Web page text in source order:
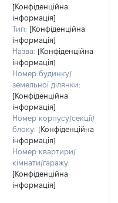
[Конфіденційна
інформація]
Тип: [Конфіденційна
інформація]
Назва: [Конфіденційна
інформація]
Номер будинку/
земельної ділянки:
[Конфіденційна
інформація]
Номер корпусу/секції/
блоку: [Конфіденційна
інформація]
Номер квартири/
кімнати/гаражу:
[Конфіденційна
інформація]